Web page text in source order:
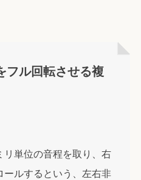
フル回転させる複
単位の音程を取り、右
ルするという、左右非